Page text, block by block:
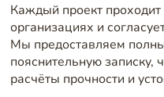
Каждый проект
организациях и
Мы предоставляем
пояснительную
расчёты прочности и